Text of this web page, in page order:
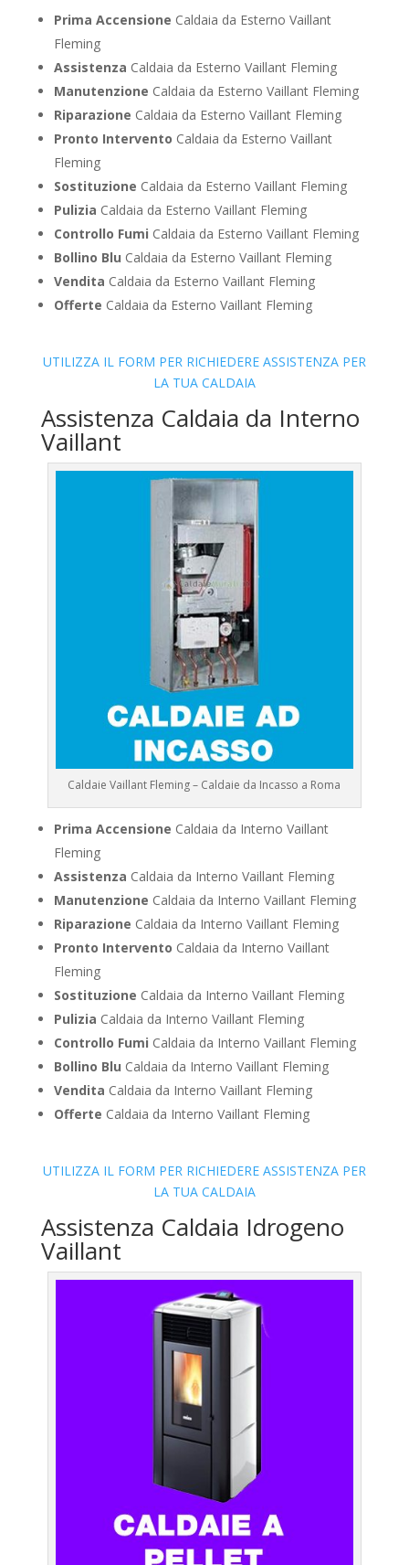
Prima Accensione Caldaia da Esterno Vaillant
Fleming
Assistenza Caldaia da Esterno Vaillant Fleming
Manutenzione Caldaia da Esterno Vaillant Fleming
Riparazione Caldaia da Esterno Vaillant Fleming
Pronto Intervento Caldaia da Esterno Vaillant
Fleming
Sostituzione Caldaia da Esterno Vaillant Fleming
Pulizia Caldaia da Esterno Vaillant Fleming
Controllo Fumi Caldaia da Esterno Vaillant Fleming
Bollino Blu Caldaia da Esterno Vaillant Fleming
Vendita Caldaia da Esterno Vaillant Fleming
Offerte Caldaia da Esterno Vaillant Fleming
UTILIZZA IL FORM PER RICHIEDERE ASSISTENZA PER
LA TUA CALDAIA
Assistenza Caldaia da Interno
Vaillant
Caldaie Vaillant Fleming – Caldaie da Incasso a Roma
Prima Accensione Caldaia da Interno Vaillant
Fleming
Assistenza Caldaia da Interno Vaillant Fleming
Manutenzione Caldaia da Interno Vaillant Fleming
Riparazione Caldaia da Interno Vaillant Fleming
Pronto Intervento Caldaia da Interno Vaillant
Fleming
Sostituzione Caldaia da Interno Vaillant Fleming
Pulizia Caldaia da Interno Vaillant Fleming
Controllo Fumi Caldaia da Interno Vaillant Fleming
Bollino Blu Caldaia da Interno Vaillant Fleming
Vendita Caldaia da Interno Vaillant Fleming
Offerte Caldaia da Interno Vaillant Fleming
UTILIZZA IL FORM PER RICHIEDERE ASSISTENZA PER
LA TUA CALDAIA
Assistenza Caldaia Idrogeno
Vaillant